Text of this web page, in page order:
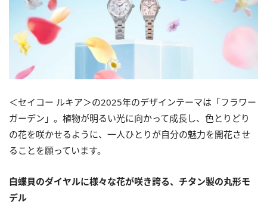
＜セイコー ルキア＞の2025年のデザインテーマは「フラワー
ガーデン」。植物が明るい光に向かって成長し、色とりどり
の花を咲かせるように、一人ひとりが自分の魅力を開花させ
ることを願っています。
白蝶貝のダイヤルに様々な花が咲き誇る、チタン製の丸形モ
デル